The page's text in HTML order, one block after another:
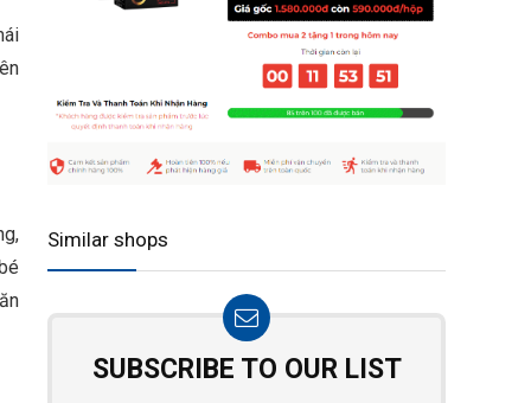
Similar shops
SUBSCRIBE TO OUR LIST